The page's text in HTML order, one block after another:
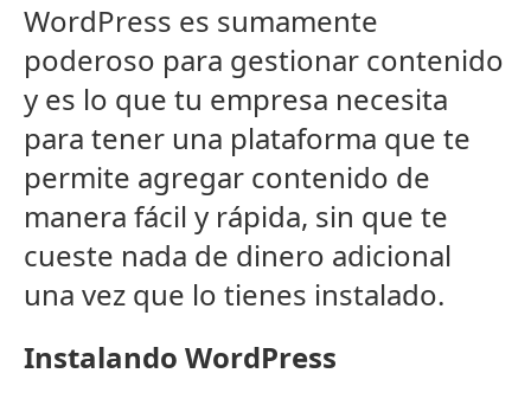
WordPress es sumamente
poderoso para gestionar contenido
y es lo que tu empresa necesita
para tener una plataforma que te
permite agregar contenido de
manera fácil y rápida, sin que te
cueste nada de dinero adicional
una vez que lo tienes instalado.
Instalando WordPress